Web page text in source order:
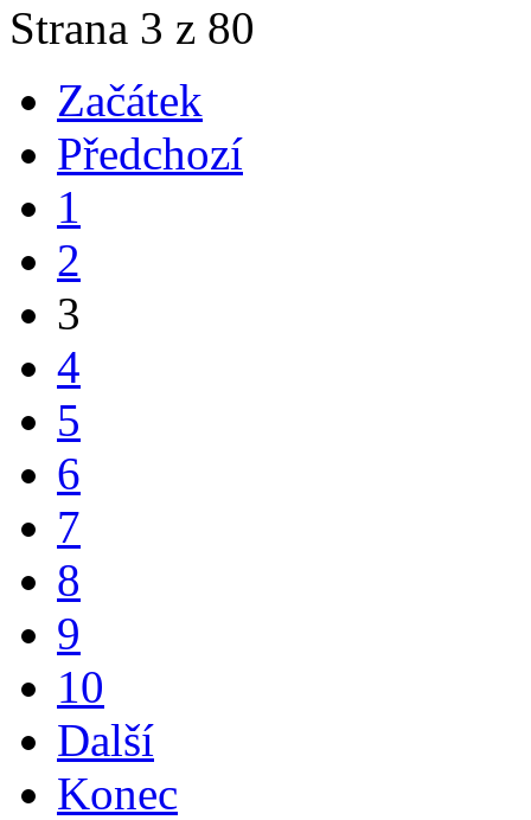
Strana 3 z 80
Začátek
Předchozí
1
2
3
4
5
6
7
8
9
10
Další
Konec